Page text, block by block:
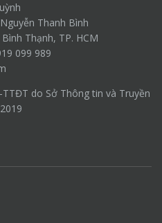
Thanh Bình
Thạnh, TP. HCM
099 989
do Sở Thông tin và Truyền